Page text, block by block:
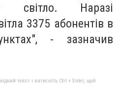
світло. Наразі
3375 абонентів в
- зазначив
текст і натисніть Ctrl + Enter, щоб